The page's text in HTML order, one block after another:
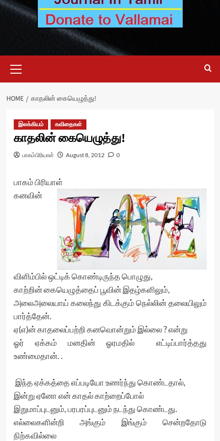
Menu
HOME காதலின் கையெழுத்து!
இலக்கியம் கவிதைகள்
காதலின் கையெழுத்து!
பாகம்பிரியாள் August 8, 2012 0
பாகம் பிரியாள்
கனவின்
விளிம்பில் ஒட்டிக் கொண்டிருந்த பொழுது,
காற்றின் கையெழுத்தைப் பூவின் இதழ்களிலும்,
அலைஅலையாய் கலைந்து கிடக்கும் நெல்லின் தலையிலும்
பார்த்தேன்.
ஏ(எ)ன் காதலைப்பற்றி கனவொன்றும் இல்லை ? என்று
ஓர் ஏக்கம் மனதின் ஓரமதில் எட்டிப்பார்த்தது
உண்மைதான். .
இந்த ஏக்கத்தை எப்படியோ உணர்ந்து கொண்டதால்,
இன்று ஏனோ என் காதல் காற்றைப்போல்
இறுமாப்புடனும், பரபரப்புடனும் நடந்து கொண்டது.
எல்லைகளின்றி அங்கும் இங்கும் சென்றதோடு
நிற்கவில்லை